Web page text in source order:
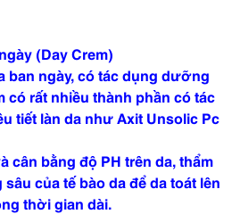
(Day Crem)
ban ngày, có tác dụng dưỡng
có rất nhiều thành phần có tác
tiết làn da như Axit Unsolic Pc
cân bằng độ PH trên da, thẩm
của tế bào da để da toát lên
thời gian dài.